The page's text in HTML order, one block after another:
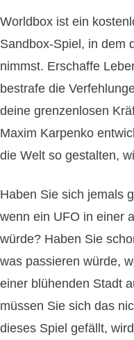
Worldbox ist ein
Sandbox-Spiel, in dem
nimmst. Erschaffe
bestrafe die
deine grenzenlosen
Maxim Karpenko
die Welt so gestalten,
Haben Sie sich jemals
wenn ein UFO in einer
würde? Haben Sie
was passieren würde,
einer blühenden Stadt
müssen Sie sich das
dieses Spiel gefällt,